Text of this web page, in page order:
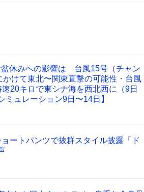
盆休みへの影響は 台風15号（チャン
けて東北〜関東直撃の可能性・台風
20キロで東シナ海を西北西に（9日
ミュレーション9日〜14日】
ートパンツで抜群スタイル披露「ド